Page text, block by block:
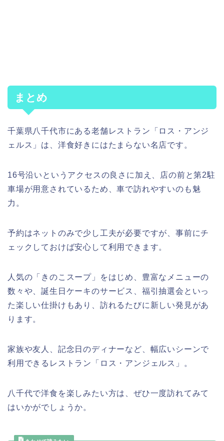
まとめ
千葉県八千代市にある老舗レストラン「ロス・アンジ
ェルス」は、洋食好きにはたまらない名店です。
16号沿いというアクセスの良さに加え、店の前と第2駐
車場が用意されているため、車で訪れやすいのも魅
力。
予約はネットのみで少し工夫が必要ですが、事前にチ
ェックしておけば安心して利用できます。
人気の「きのこスープ」をはじめ、豊富なメニューの
数々や、誕生日ケーキのサービス、福引抽選会といっ
た楽しい仕掛けもあり、訪れるたびに新しい発見があ
ります。
家族や友人、記念日のディナーなど、幅広いシーンで
利用できるレストラン「ロス・アンジェルス」。
八千代で洋食を楽しみたい方は、ぜひ一度訪れてみて
はいかがでしょうか。